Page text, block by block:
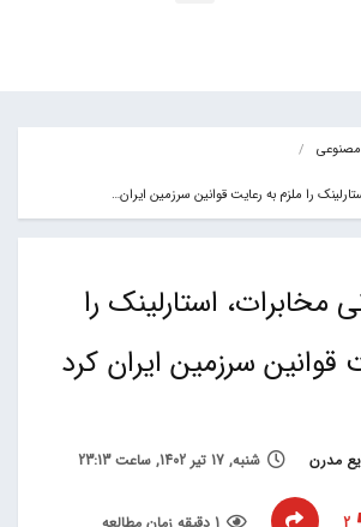
را ملزم به رعایت قوانین سرزمین ایران…
مخابرات، استارلینک را
قوانین سرزمین ایران کرد
مدرن شنبه, 17 تیر 1402, ساعت 23:13